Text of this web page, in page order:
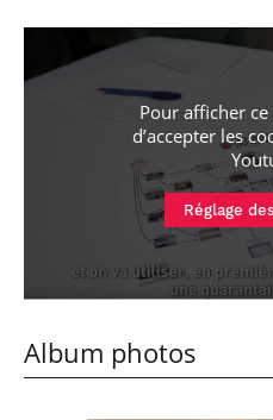
Pour afficher
d’accepter les
Réglage
Album photos